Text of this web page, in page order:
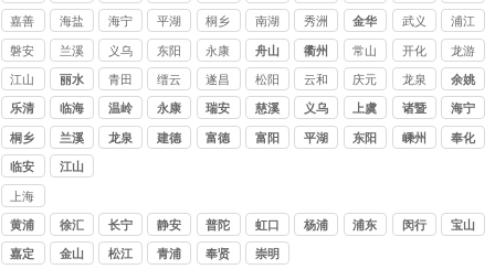
嘉善 海盐 海宁 平湖 桐乡 南湖 秀洲 金华 武义 浦江
磐安 兰溪 义乌 东阳 永康 舟山 衢州 常山 开化 龙游
江山 丽水 青田 缙云 遂昌 松阳 云和 庆元 龙泉 余姚
乐清 临海 温岭 永康 瑞安 慈溪 义乌 上虞 诸暨 海宁
桐乡 兰溪 龙泉 建德 富德 富阳 平湖 东阳 嵊州 奉化
临安 江山
上海
讨债
公司
黄浦 徐汇 长宁 静安 普陀 虹口 杨浦 浦东 闵行 宝山
嘉定 金山 松江 青浦 奉贤 崇明